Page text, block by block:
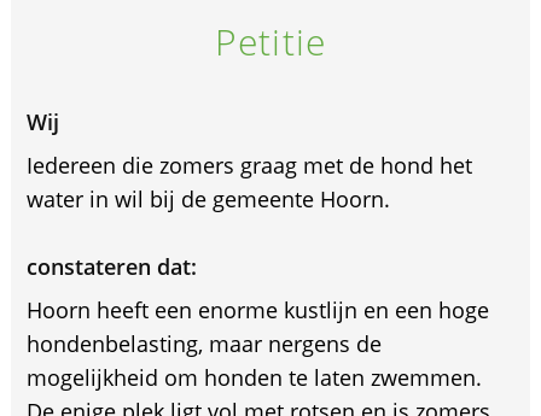
Petitie
Wij
Iedereen die zomers graag met de hond het
water in wil bij de gemeente Hoorn.
constateren dat:
Hoorn heeft een enorme kustlijn en een hoge
hondenbelasting, maar nergens de
mogelijkheid om honden te laten zwemmen.